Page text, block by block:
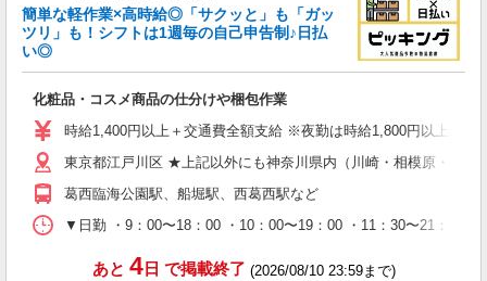
簡単な軽作業×高時給◎「サクッと」も「ガッ
ツリ」も！シフトは1週毎の自己申告制♪日払
い◎
化粧品・コスメ商品の仕分けや梱包作業
時給1,400円以上＋交通費全額支給 ※夜勤は時給1,800円以上（
東京都江戸川区 ★上記以外にも神奈川県内（川崎・相模原・横浜
葛西臨海公園駅、船堀駅、西葛西駅など
▼日勤 ・9：00〜18：00 ・10：00〜19：00 ・11：30〜21：30
あと 4日 で掲載終了 (2026/08/10 23:59まで)